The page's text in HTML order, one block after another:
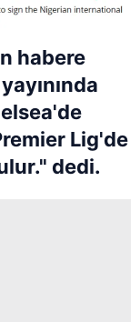
habere
Lig'de
dedi.